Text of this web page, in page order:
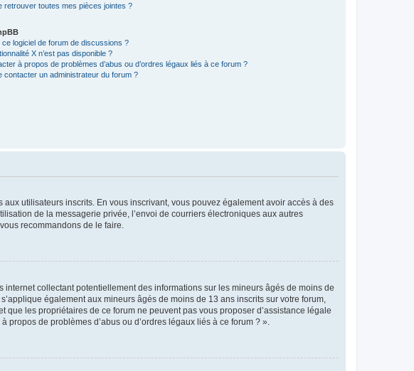
retrouver toutes mes pièces jointes ?
ce logiciel de forum de discussions ?
X n’est pas disponible ?
à propos de problèmes d’abus ou d’ordres légaux liés à ce forum ?
contacter un administrateur du forum ?
utilisateurs inscrits. En vous inscrivant, vous pouvez également avoir accès à des
de la messagerie privée, l’envoi de courriers électroniques aux autres
recommandons de le faire.
collectant potentiellement des informations sur les mineurs âgés de moins de
également aux mineurs âgés de moins de 13 ans inscrits sur votre forum,
les propriétaires de ce forum ne peuvent pas vous proposer d’assistance légale
de problèmes d’abus ou d’ordres légaux liés à ce forum ? ».